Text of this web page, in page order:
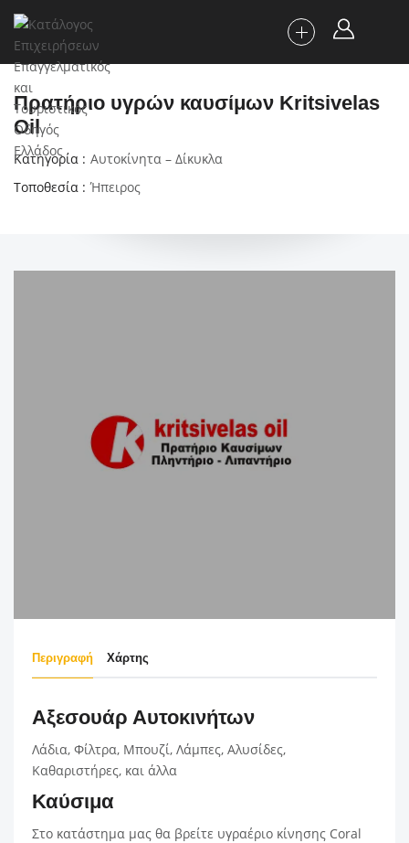
Πρατήριο υγρών καυσίμων Kritsivelas
Oil
Κατηγορία
Αυτοκίνητα – Δίκυκλα
Τοποθεσία
Ήπειρος
Περιγραφή Χάρτης
Αξεσουάρ Αυτοκινήτων
Λάδια, Φίλτρα, Μπουζί, Λάμπες, Αλυσίδες,
Καθαριστήρες, και άλλα
Καύσιμα
Στο κατάστημα μας θα βρείτε υγραέριο κίνησης Coral